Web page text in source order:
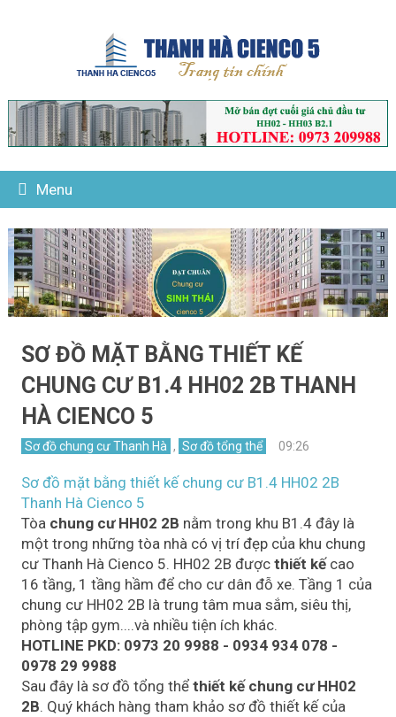
Menu
SƠ ĐỒ MẶT BẰNG THIẾT KẾ
CHUNG CƯ B1.4 HH02 2B THANH
HÀ CIENCO 5
Sơ đồ chung cư Thanh Hà , Sơ đồ tổng thể 09:26
Sơ đồ mặt bằng thiết kế chung cư B1.4 HH02 2B
Thanh Hà Cienco 5
Tòa chung cư HH02 2B nằm trong khu B1.4 đây là
một trong những tòa nhà có vị trí đẹp của khu chung
cư Thanh Hà Cienco 5. HH02 2B đượcthiết kếcao
16 tầng, 1 tầng hầm để cho cư dân đỗ xe. Tầng 1 của
chung cư HH02 2B là trung tâm mua sắm, siêu thị,
phòng tập gym....và nhiều tiện ích khác.
HOTLINE PKD: 0973 20 9988 - 0934 934 078 -
0978 29 9988
Sau đây là sơ đồ tổng thể thiết kế chung cư HH02
2B. Quý khách hàng tham khảo sơ đồ thiết kế của